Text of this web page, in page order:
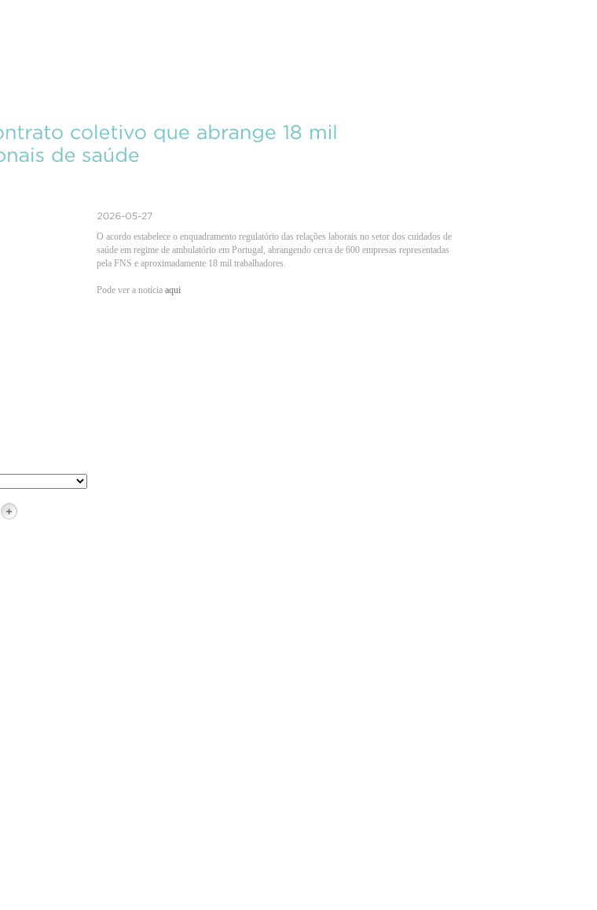
O acordo estabelece o enquadramento regulatório das relações laborais no setor dos cuidados de
saúde em regime de ambulatório em Portugal, abrangendo cerca de 600 empresas representadas
pela FNS e aproximadamente 18 mil trabalhadores.
Pode ver a notícia aqui